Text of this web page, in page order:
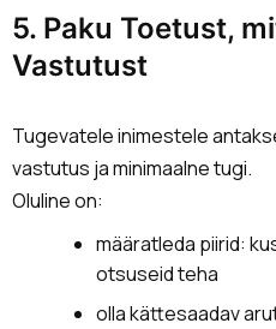
5. Paku Toetust,
Vastutust
Tugevatele inimestele
vastutus ja minimaalne tugi.
Oluline on:
määratleda piirid:
otsuseid teha
olla kättesaadav